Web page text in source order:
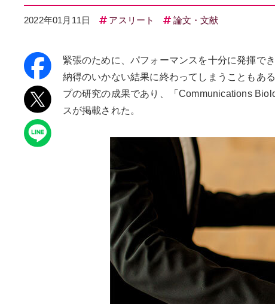
2022年01月11日 アスリート 論文・文献
緊張のために、パフォーマンスを十分に発揮で
納得のいかない結果に終わってしまうこともあ
プの研究の成果であり、「Communications
スが掲載された。